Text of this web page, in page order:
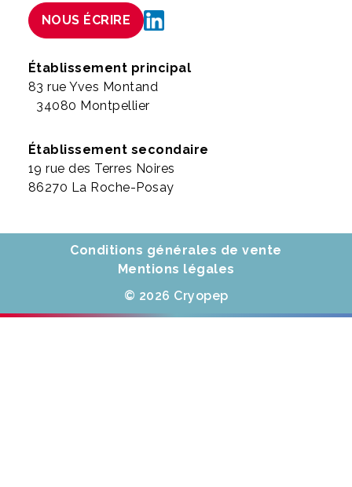
NOUS ÉCRIRE
Établissement principal
83 rue Yves Montand
34080 Montpellier
Établissement secondaire
19 rue des Terres Noires
86270 La Roche-Posay
Conditions générales de vente
Mentions légales
© 2026 Cryopep